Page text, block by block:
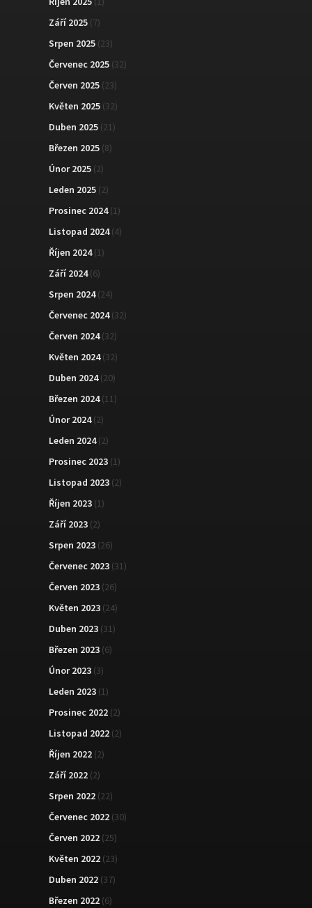
Září 2025 (7)
Srpen 2025 (23)
Červenec 2025 (32)
Červen 2025 (23)
Květen 2025 (32)
Duben 2025 (21)
Březen 2025 (8)
Únor 2025 (2)
Leden 2025 (2)
Prosinec 2024(1)
Listopad 2024(4)
Říjen 2024(1)
Září 2024(6)
Srpen 2024(24)
Červenec 2024(32)
Červen 2024(32)
Květen 2024(32)
Duben 2024(20)
Březen 2024(11)
Únor 2024(2)
Leden 2024(2)
Prosinec 2023 (1)
Listopad 2023 (2)
Říjen 2023 (1)
Září 2023 (2)
Srpen 2023 (26)
Červenec 2023 (31)
Červen 2023 (26)
Květen 2023 (24)
Duben 2023 (31)
Březen 2023 (6)
Únor 2023 (3)
Leden 2023 (1)
Prosinec 2022 (2)
Listopad 2022 (2)
Říjen 2022 (2)
Září 2022 (2)
Srpen 2022 (22)
Červenec 2022 (30)
Červen 2022 (25)
Květen 2022 (23)
Duben 2022 (37)
Březen 2022 (6)